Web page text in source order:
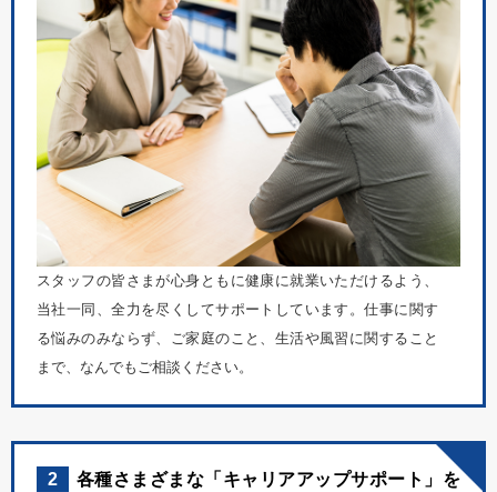
スタッフの皆さまが心身ともに健康に就業いただけるよう、
当社一同、全力を尽くしてサポートしています。仕事に関す
る悩みのみならず、ご家庭のこと、生活や風習に関すること
まで、なんでもご相談ください。
2
各種さまざまな「キャリアアップサポート」を